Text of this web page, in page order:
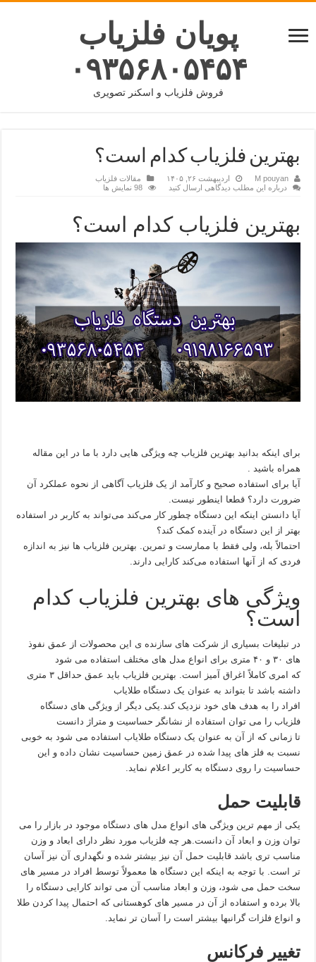
پویان فلزیاب
۰۹۳۵۶۸۰۵۴۵۴
فروش فلزیاب و اسکنر تصویری
بهترین فلزیاب کدام است؟
M pouyan اردیبهشت ۲۶, ۱۴۰۵
مقالات فلزیاب
درباره این مطلب دیدگاهی ارسال کنید
98 نمایش ها
بهترین فلزیاب کدام است؟
برای اینکه بدانید بهترین فلزیاب چه ویژگی هایی دارد با ما در این مقاله
همراه باشید .
آیا برای استفاده صحیح و کارآمد از یک فلزیاب آگاهی از نحوه عملکرد آن
ضرورت دارد؟ قطعا اینطور نیست.
آیا دانستن اینکه این دستگاه چطور کار می‌‌‌کند می‌تواند به کاربر در استفاده
بهتر از این دستگاه در آینده کمک ‌کند؟
احتمالاً بله، ولی فقط با ممارست و تمرین. بهترین فلزیاب‌ ها نیز به اندازه
فردی که از آنها استفاده می‌کند کارایی دارند.
ویژگی های بهترین فلزیاب کدام
است؟
در تبلیغات بسیاری از شرکت های سازنده ی این محصولات از عمق نفوذ
های ۳۰ و ۴۰ متری برای انواع مدل های مختلف استفاده می شود
که امری کاملاً اغراق آمیز است. بهترین فلزیاب باید عمق حداقل ۳ متری
داشته باشد تا بتواند به عنوان یک دستگاه طلایاب
افراد را به هدف های خود نزدیک کند.یکی دیگر از ویژگی های دستگاه
فلزیاب را می توان استفاده از نشانگر حساسیت و متراژ دانست
تا زمانی که از آن به عنوان یک دستگاه طلایاب استفاده می شود به خوبی
نسبت به فلز های پیدا شده در عمق زمین حساسیت نشان داده و این
حساسیت را روی دستگاه به کاربر اعلام نماید.
قابلیت حمل
یکی از مهم ترین ویژگی های انواع مدل های دستگاه موجود در بازار را می
توان وزن و ابعاد آن دانست.هر چه فلزیاب مورد نظر دارای ابعاد و وزن
مناسب تری باشد قابلیت حمل آن نیز بیشتر شده و نگهداری آن نیز آسان
تر است. با توجه به اینکه این دستگاه ها معمولاً توسط افراد در مسیر های
سخت حمل می شود، وزن و ابعاد مناسب آن می تواند کارایی دستگاه را
بالا برده و استفاده از آن در مسیر های کوهستانی که احتمال پیدا کردن طلا
و انواع فلزات گرانبها بیشتر است را آسان تر نماید.
تغییر فرکانس